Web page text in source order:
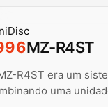
MZ-R4ST
R4ST era um
uma